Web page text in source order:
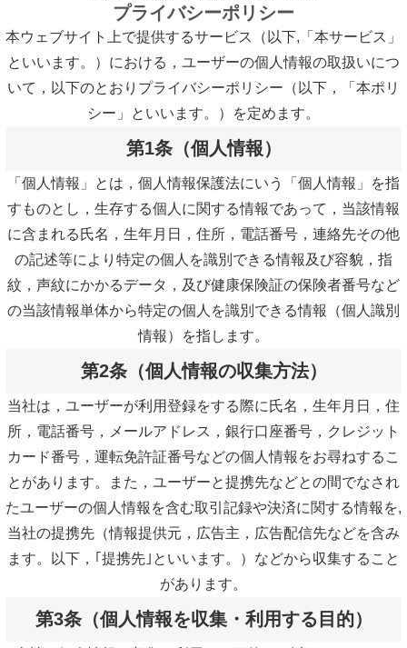
プライバシーポリシー
本ウェブサイト上で提供するサービス（以下,「本サービス」
といいます。）における，ユーザーの個人情報の取扱いにつ
いて，以下のとおりプライバシーポリシー（以下，「本ポリ
シー」といいます。）を定めます。
第1条（個人情報）
「個人情報」とは，個人情報保護法にいう「個人情報」を指
すものとし，生存する個人に関する情報であって，当該情報
に含まれる氏名，生年月日，住所，電話番号，連絡先その他
の記述等により特定の個人を識別できる情報及び容貌，指
紋，声紋にかかるデータ，及び健康保険証の保険者番号など
の当該情報単体から特定の個人を識別できる情報（個人識別
情報）を指します。
第2条（個人情報の収集方法）
当社は，ユーザーが利用登録をする際に氏名，生年月日，住
所，電話番号，メールアドレス，銀行口座番号，クレジット
カード番号，運転免許証番号などの個人情報をお尋ねするこ
とがあります。また，ユーザーと提携先などとの間でなされ
たユーザーの個人情報を含む取引記録や決済に関する情報を,
当社の提携先（情報提供元，広告主，広告配信先などを含み
ます。以下，｢提携先｣といいます。）などから収集すること
があります。
第3条（個人情報を収集・利用する目的）